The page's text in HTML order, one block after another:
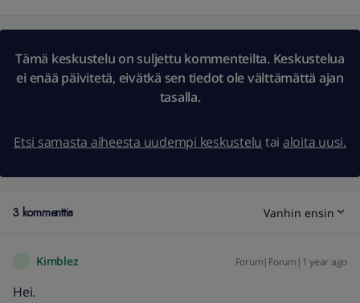
Tämä keskustelu on suljettu kommenteilta. Keskustelua
ei enää päivitetä, eivätkä sen tiedot ole välttämättä ajan
tasalla.
Etsi samasta aiheesta uudempi keskustelu tai aloita uusi.
3 kommenttia Vanhin ensin
Kimblez Forum|Forum|1 year ago
Hei.